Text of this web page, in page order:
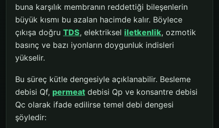
buna karşılık membranın reddettiği bileşenlerin
büyük kısmı bu azalan hacimde kalır. Böylece
çıkışa doğru TDS, elektriksel iletkenlik, ozmotik
basınç ve bazı iyonların doygunluk indisleri
yükselir.
Bu süreç kütle dengesiyle açıklanabilir. Besleme
debisi Qf, permeat debisi Qp ve konsantre debisi
Qc olarak ifade edilirse temel debi dengesi
şöyledir: